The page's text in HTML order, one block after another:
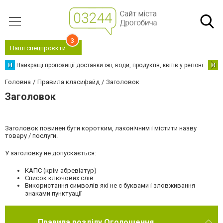
Наші спецпроєкти
3
Н Найкращі пропозиції доставки їжі, води, продуктів, квітів у регіоні Н
Головна Правила класифайд Заголовок
Заголовок
Заголовок повинен бути коротким, лаконічним і містити назву
товару / послуги.
У заголовку не допускається:
КАПС (крім абревіатур)
Список ключових слів
Використання символів які не є буквами і зловживання
знаками пунктуації